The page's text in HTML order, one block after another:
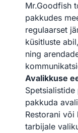
Mr.Goodfish
pakkudes
regulaarset
küsitluste
ning
Avalikkuse
pakkuda
Restorani
tarbijale